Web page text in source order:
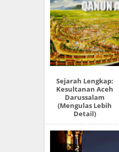
Sejarah Lengkap:
Kesultanan Aceh
Darussalam
(Mengulas Lebih
Detail)